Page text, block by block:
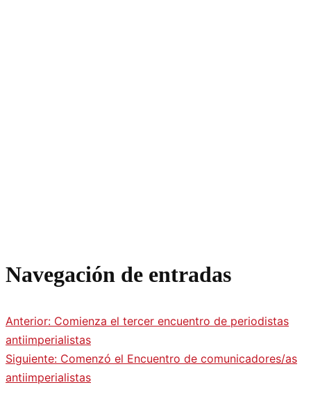
Navegación de entradas
Anterior: Comienza el tercer encuentro de periodistas
antiimperialistas
Siguiente: Comenzó el Encuentro de comunicadores/as
antiimperialistas